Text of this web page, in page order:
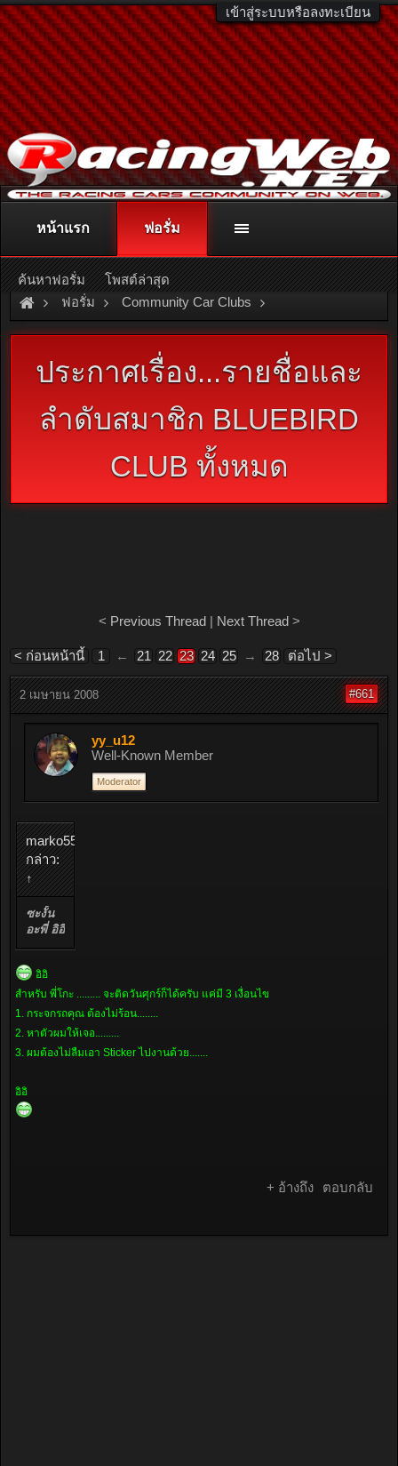
เข้าสู่ระบบหรือลงทะเบียน
ติดต่อลงโฆษณา racingweb@gmail.comหรือโทร. 081-811-1138
หรืออ่านรายละเอียดเพิ่มเติม คลิกที่นี่
ฟอรั่ม Community Car Clubs
Nissan Car Clubs BLUEBIRD CLUB
ประกาศเรื่อง...รายชื่อและ
ลำดับสมาชิก BLUEBIRD
CLUB ทั้งหมด
< Previous Thread| Next Thread>
< ก่อนหน้านี้ 1 ← 21 22 23 24 25 → 28 ต่อไป >
2 เมษายน 2008 #661
yy_u12
Well-Known Member
Moderator
marko555
กล่าว:
↑
ซะงั้น
อะพี่ อิอิ
อิอิ
สำหรับ พี่โกะ ......... จะติดวันศุกร์ก็ได้ครับ แค่มี 3 เงื่อนไข
1. กระจกรถคุณ ต้องไม่ร้อน........
2. หาตัวผมให้เจอ.........
3. ผมต้องไม่ลืมเอา Sticker ไปงานด้วย.......
อิอิ
+ อ้างถึง ตอบกลับ
หน้าแรก ฟอรั่ม
ค้นหาฟอรั่ม โพสต์ล่าสุด